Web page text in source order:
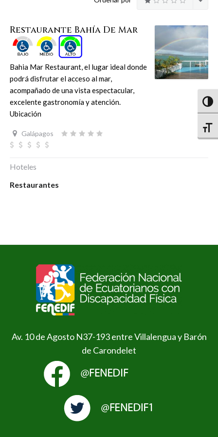
Restaurante Bahía De Mar
Bahia Mar Restaurant, el lugar ideal donde
podrá disfrutar el acceso al mar,
acompañado de una vista espectacular,
excelente gastronomía y atención.
Ubicación
Galápagos
Hoteles
Restaurantes
Av. 10 de Agosto N37-193 entre Villalengua y Barón
de Carondelet